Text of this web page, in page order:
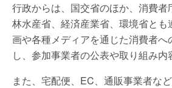
行政からは、国交省のほか、消費者
林水産省、経済産業省、環境省と
画や各種メディアを通じた消費者へ
し、参加事業者の公表や取り組み内
また、宅配便、EC、通販事業者な